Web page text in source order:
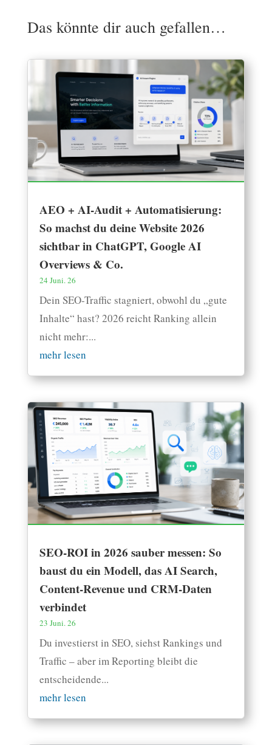
Das könnte dir auch gefallen…
AEO + AI-Audit + Automatisierung:
So machst du deine Website 2026
sichtbar in ChatGPT, Google AI
Overviews & Co.
24 Juni. 26
Dein SEO-Traffic stagniert, obwohl du „gute
Inhalte“ hast? 2026 reicht Ranking allein
nicht mehr:...
mehr lesen
SEO-ROI in 2026 sauber messen: So
baust du ein Modell, das AI Search,
Content-Revenue und CRM-Daten
verbindet
23 Juni. 26
Du investierst in SEO, siehst Rankings und
Traffic – aber im Reporting bleibt die
entscheidende...
mehr lesen